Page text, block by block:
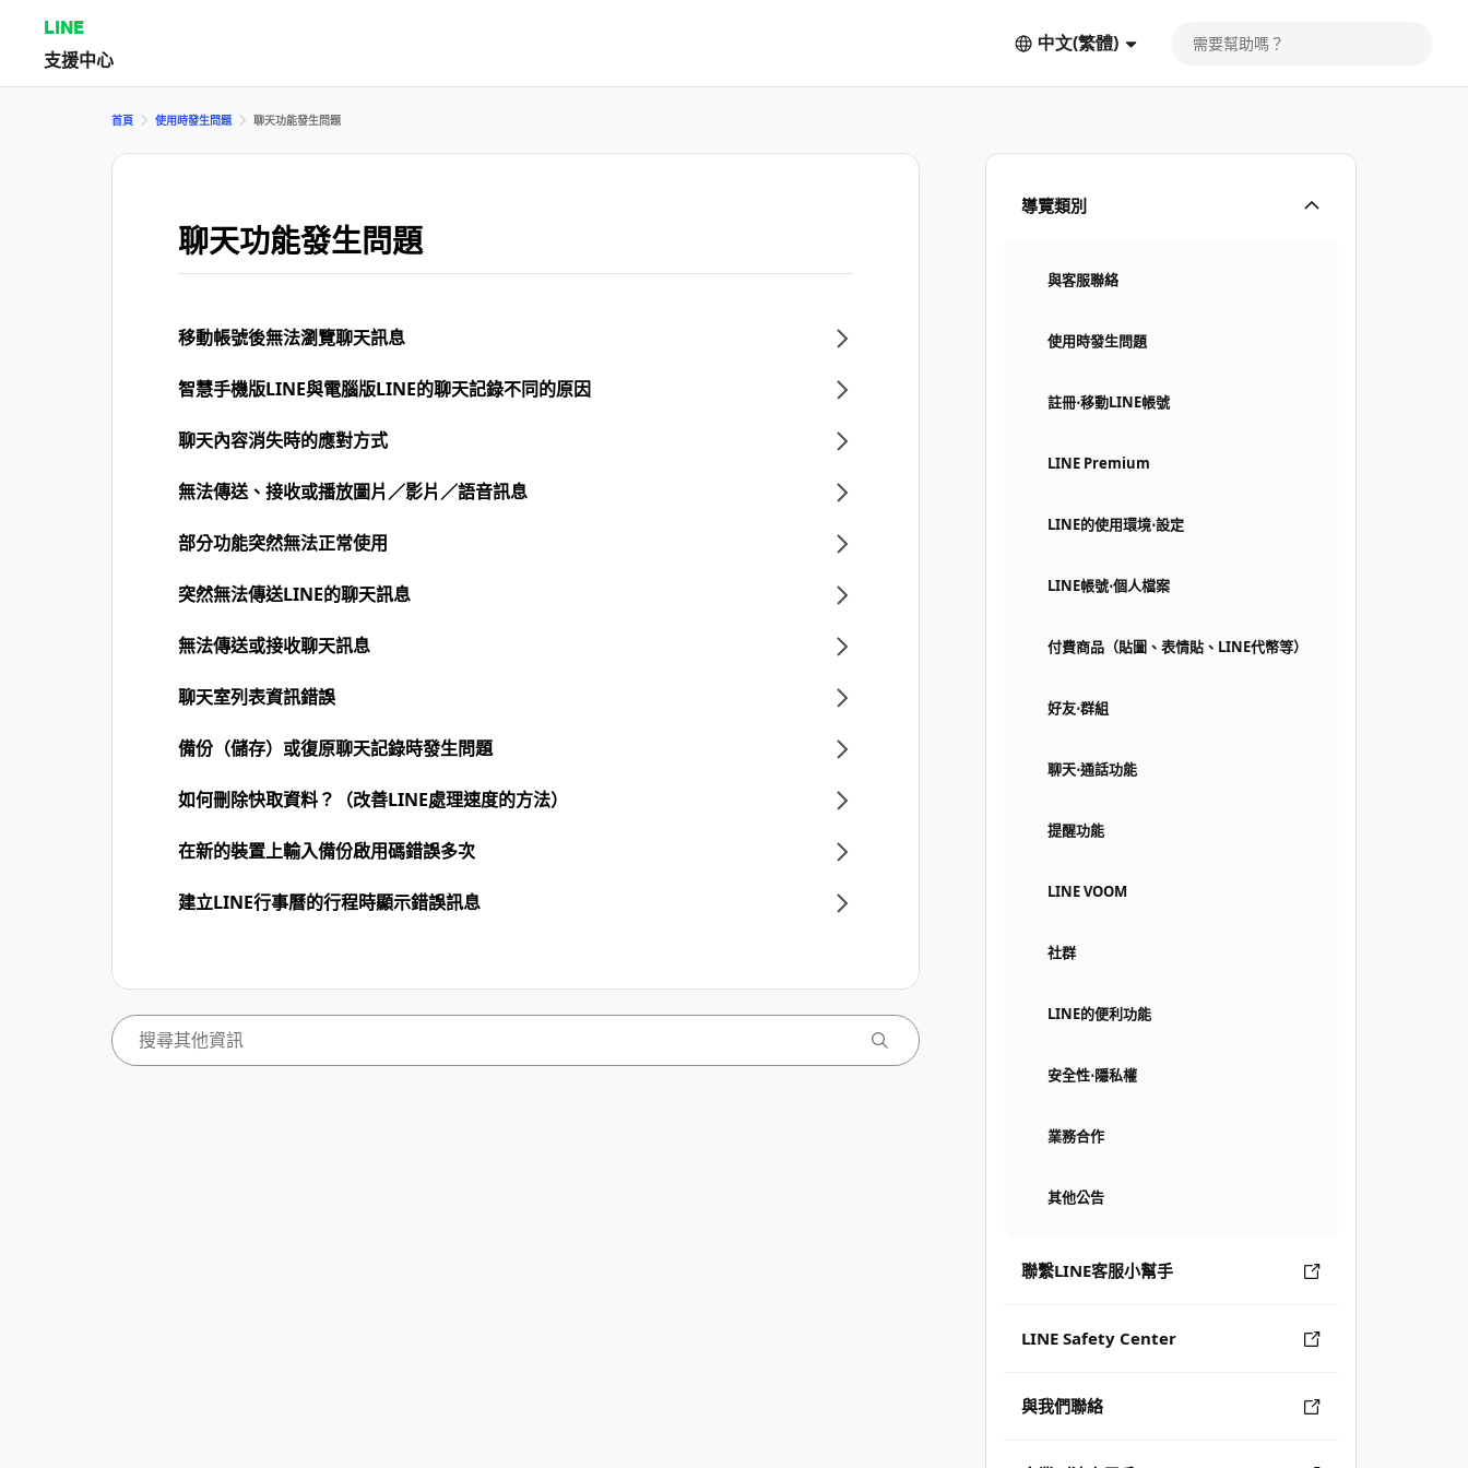
LINE
支援中心
中文(繁體)
導覽類別
與客服聯絡
使用時發生問題
註冊⋅移動LINE帳號
LINE Premium
LINE的使用環境⋅設定
LINE帳號⋅個人檔案
付費商品（貼圖、表情貼、LINE代幣等）
好友⋅群組
聊天⋅通話功能
提醒功能
LINE VOOM
社群
LINE的便利功能
安全性⋅隱私權
業務合作
其他公告
聯繫LINE客服小幫手
LINE Safety Center
與我們聯絡
首頁 使用時發生問題 聊天功能發生問題
聊天功能發生問題
移動帳號後無法瀏覽聊天訊息
智慧手機版LINE與電腦版LINE的聊天記錄不同的原因
聊天內容消失時的應對方式
無法傳送、接收或播放圖片／影片／語音訊息
部分功能突然無法正常使用
突然無法傳送LINE的聊天訊息
無法傳送或接收聊天訊息
聊天室列表資訊錯誤
備份（儲存）或復原聊天記錄時發生問題
如何刪除快取資料？（改善LINE處理速度的方法）
在新的裝置上輸入備份啟用碼錯誤多次
建立LINE行事曆的行程時顯示錯誤訊息